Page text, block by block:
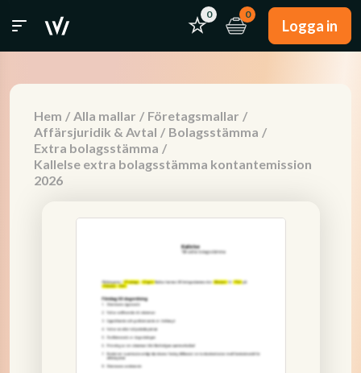
0 0
Logga in
Hem / Alla mallar / Företagsmallar /
Affärsjuridik & Avtal / Bolagsstämma /
Extra bolagsstämma /
Kallelse extra bolagsstämma kontantemission
2026